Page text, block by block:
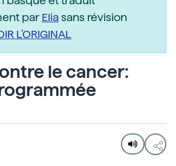
parEliasans révision
L'ORIGINAL
le cancer: